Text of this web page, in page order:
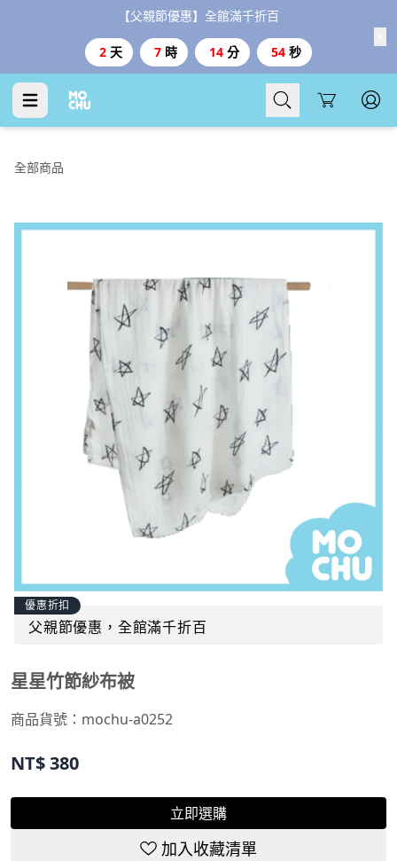
【父親節優惠】全館滿千折百
2 天 7 時 14 分 54 秒
Cart
全部商品
優惠折扣
父親節優惠，全館滿千折百
星星竹節紗布被
商品貨號： mochu-a0252
NT$380
立即選購
加入收藏清單